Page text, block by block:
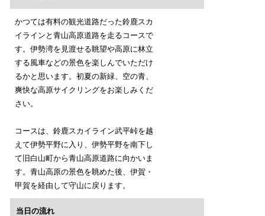
かつては有料の観光道路だった鈴鹿スカ
イラインと青山高原道路を走るコースで
す。伊勢湾を見渡せる眺望や高原に林立
する風車などの景色を楽しんでいただけ
るかと思います。初夏の新緑、空の青、
爽快な高原サイクリングをお楽しみくだ
さい。
コースは、鈴鹿スカイライン武平峠を越
えて伊勢平野に入り、伊勢平野を南下し
て旧白山町から青山高原道路に向かいま
す。青山高原の景色を眺めた後、伊賀・
甲賀を経由して守山に戻ります。
当日の流れ